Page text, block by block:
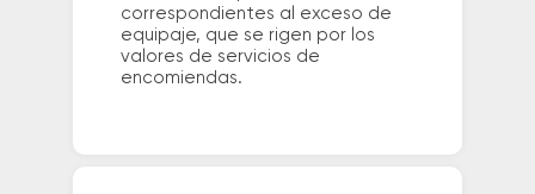
correspondientes al exceso de
equipaje, que se rigen por los
valores de servicios de
encomiendas.